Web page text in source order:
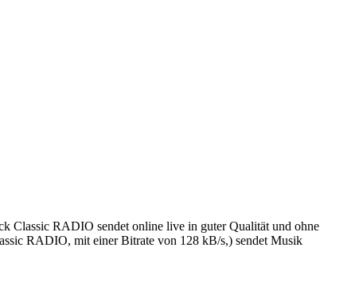
Classic RADIO sendet online live in guter Qualität und ohne
RADIO, mit einer Bitrate von 128 kB/s,) sendet Musik